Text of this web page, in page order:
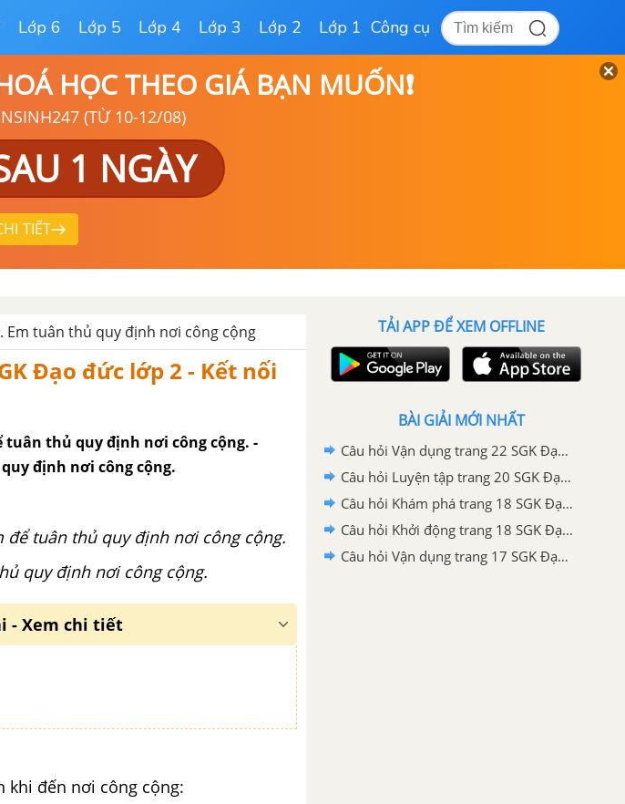
Lớp 6 Lớp 5 Lớp 4 Lớp 3 Lớp 2 Lớp 1 Công cụ
HỌC THEO GIÁ BẠN MUỐN❗
(TỪ 10-12/08)
1 NGÀY
TIẾT
Em tuân thủ quy định nơi công cộng
Đạo đức lớp 2 - Kết nối
tuân thủ quy định nơi công cộng. -
định nơi công cộng.
để tuân thủ quy định nơi công cộng.
quy định nơi công cộng.
- Xem chi tiết
khi đến nơi công cộng:
TẢI APP ĐỂ XEM OFFLINE
BÀI GIẢI MỚI NHẤT
Câu hỏi Vận dụng trang 22 SGK Đạo đức lớp 2 - Kết nối tri thức
Câu hỏi Luyện tập trang 20 SGK Đạo đức lớp 2 - Kết nối tri thức
Câu hỏi Khám phá trang 18 SGK Đạo đức lớp 2 - Kết nối tri thức
Câu hỏi Khởi động trang 18 SGK Đạo đức lớp 2 - Kết nối tri thức
Câu hỏi Vận dụng trang 17 SGK Đạo đức lớp 2 - Kết nối tri thức